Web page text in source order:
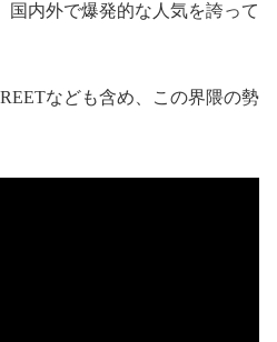
国内外で爆発的な人気を誇って
なども含め、この界隈の勢